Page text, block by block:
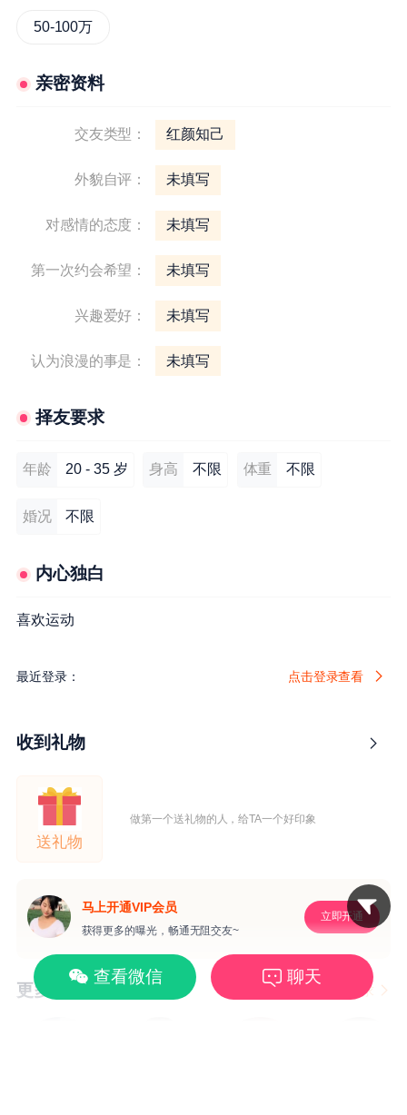
50-100万
亲密资料
交友类型： 红颜知己
外貌自评： 未填写
对感情的态度： 未填写
第一次约会希望： 未填写
兴趣爱好： 未填写
认为浪漫的事是： 未填写
择友要求
年龄 20 - 35 岁 身高 不限 体重 不限
婚况 不限
内心独白
喜欢运动
最近登录： 点击登录查看
收到礼物
送礼物
做第一个送礼物的人，给TA一个好印象
马上开通VIP会员
获得更多的曝光，畅通无阻交友~
立即开通
更多喜欢 更改我的择友要求
查看微信 聊天